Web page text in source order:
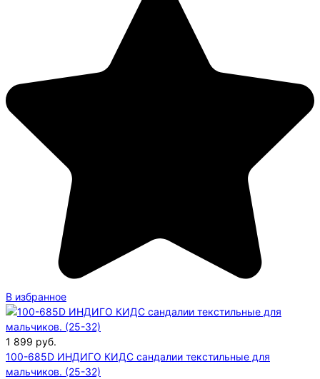
В избранное
1 899 руб.
100-685D ИНДИГО КИДС сандалии текстильные для
мальчиков. (25-32)